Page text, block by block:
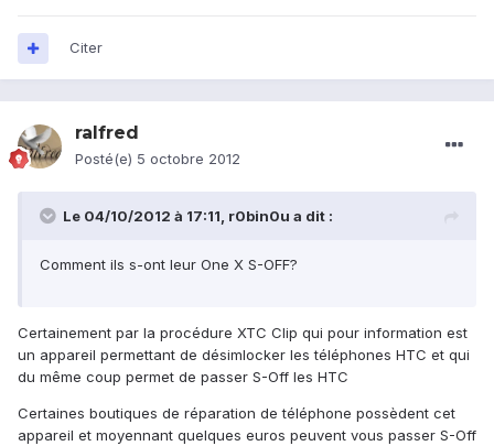
Citer
ralfred
Posté(e) 5 octobre 2012
Le 04/10/2012 à 17:11, r0bin0u a dit :
Comment ils s-ont leur One X S-OFF?
Certainement par la procédure XTC Clip qui pour information est
un appareil permettant de désimlocker les téléphones HTC et qui
du même coup permet de passer S-Off les HTC
Certaines boutiques de réparation de téléphone possèdent cet
appareil et moyennant quelques euros peuvent vous passer S-Off